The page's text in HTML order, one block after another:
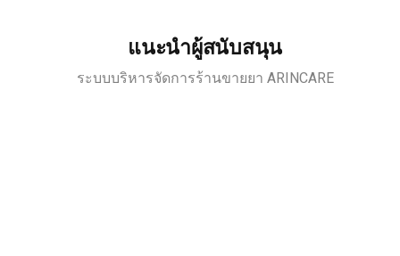
แนะนำผู้สนับสนุน
ระบบบริหารจัดการร้านขายยา ARINCARE